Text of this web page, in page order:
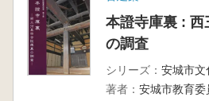
本證寺庫裏 : 西
の調査
シリーズ： 安城市文
著者： 安城市教育委